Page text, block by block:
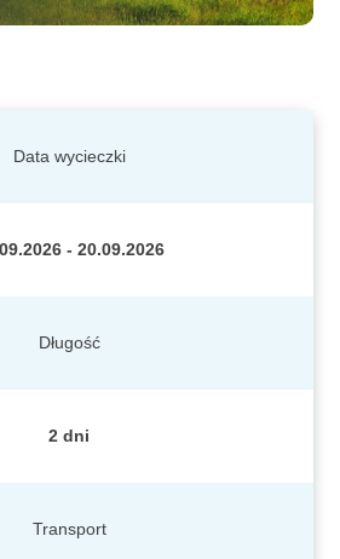
Data wycieczki
- 20.09.2026
Długość
2 dni
Transport